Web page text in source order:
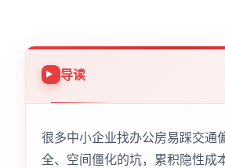
导读
很多中小企业找办公房易踩交通
全、空间僵化的坑，累积隐性成